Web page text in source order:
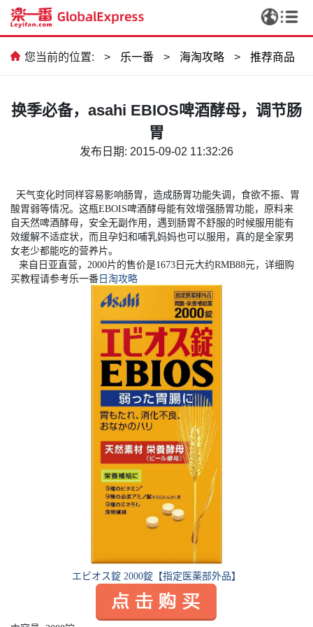
您当前的位置: > 乐一番 > 海淘攻略 > 推荐商品
换季必备，asahi EBIOS啤酒酵母，调节肠
胃
发布日期: 2015-09-02 11:32:26
天气变化时同样容易影响肠胃，造成肠胃功能失调，食欲不振、胃
酸胃弱等情况。这瓶EBOIS啤酒酵母能有效增强肠胃功能，原料来
自天然啤酒酵母，安全无副作用，遇到肠胃不舒服的时候服用能有
效缓解不适症状，而且孕妇和哺乳妈妈也可以服用，真的是全家男
女老少都能吃的营养片。
来自日亚直营，2000片的售价是1673日元大约RMB88元，详细购
买教程请参考乐一番 日淘攻略
エビオス錠 2000錠【指定医薬部外品】